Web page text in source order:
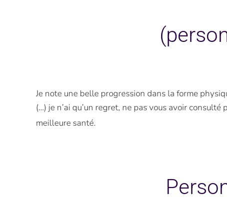
Je note une belle progression dans la forme
(…) je n’ai qu’un regret, ne pas vous avoir consulté
meilleure santé.